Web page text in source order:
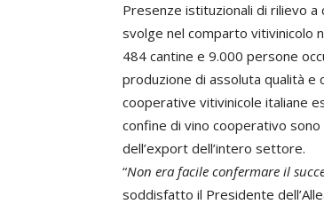
Presenze istituzionali di rilievo
svolge nel comparto vitivinicolo
484 cantine e 9.000 persone
produzione di assoluta qualità e
cooperative vitivinicole italiane
confine di vino cooperativo
dell’export dell’intero settore.
“Non era facile confermare il
soddisfatto il Presidente